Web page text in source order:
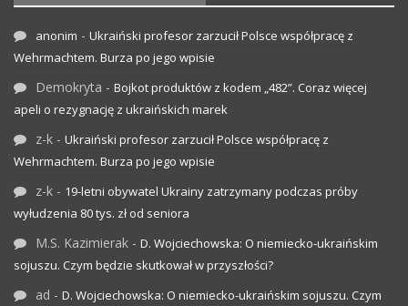
anonim - Ukraiński profesor zarzucił Polsce współpracę z
Wehrmachtem. Burza po jego wpisie
Demokryta - Bojkot produktów z kodem „482”. Coraz więcej
apeli o rezygnację z ukraińskich marek
z-k - Ukraiński profesor zarzucił Polsce współpracę z
Wehrmachtem. Burza po jego wpisie
z-k - 19-letni obywatel Ukrainy zatrzymany podczas próby
wyłudzenia 80 tys. zł od seniora
M.S. Kazimierak - D. Wojciechowska: O niemiecko-ukraińskim
sojuszu. Czym będzie skutkował w przyszłości?
ad - D. Wojciechowska: O niemiecko-ukraińskim sojuszu. Czym